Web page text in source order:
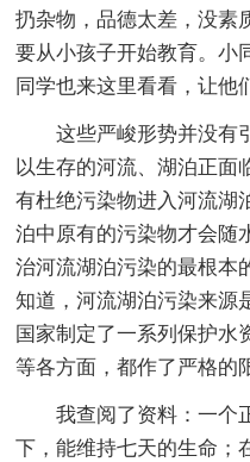
扔杂物，品德太差，没素
要从小孩子开始教育。小
同学也来这里看看，让他
这些严峻形势并没有
以生存的河流、湖泊正面
有杜绝污染物进入河流湖
泊中原有的污染物才会随
治河流湖泊污染的最根本
知道，河流湖泊污染来源
国家制定了一系列保护水
等各方面，都作了严格的
我查阅了资料：一个
下，能维持七天的生命；